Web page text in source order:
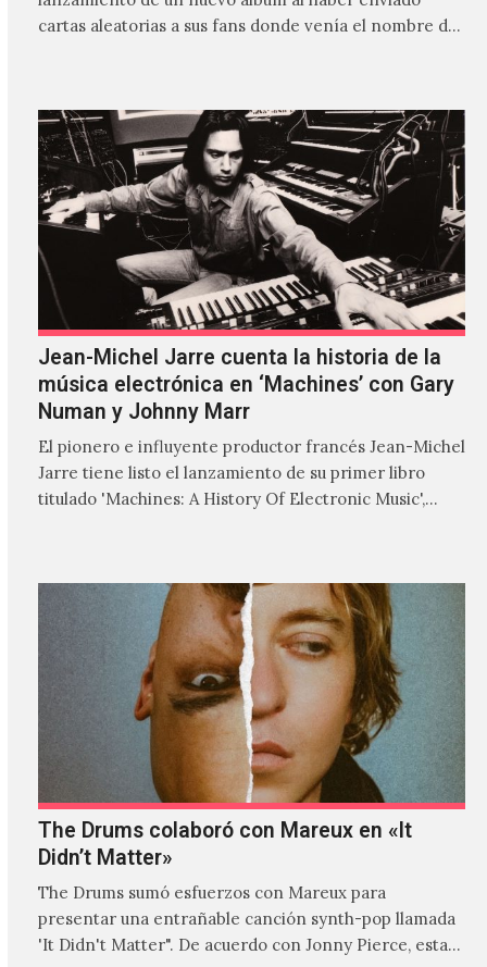
cartas aleatorias a sus fans donde venía el nombre de
Jean-Michel Jarre cuenta la historia de la
música electrónica en ‘Machines’ con Gary
Numan y Johnny Marr
El pionero e influyente productor francés Jean-Michel
Jarre tiene listo el lanzamiento de su primer libro
titulado 'Machines: A History Of Electronic Music',
The Drums colaboró con Mareux en «It
Didn’t Matter»
The Drums sumó esfuerzos con Mareux para
presentar una entrañable canción synth-pop llamada
'It Didn't Matter". De acuerdo con Jonny Pierce, esta